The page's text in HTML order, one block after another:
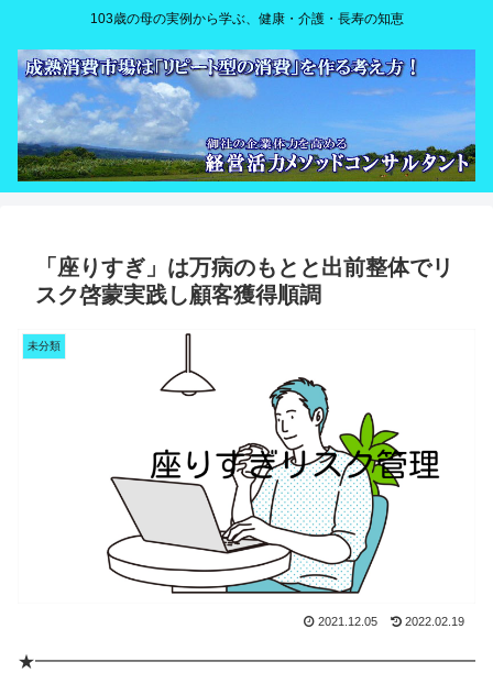
103歳の母の実例から学ぶ、健康・介護・長寿の知恵
「座りすぎ」は万病のもとと出前整体でリ
スク啓蒙実践し顧客獲得順調
未分類
2021.12.05 2022.02.19
★━━━━━━━━━━━━━━━━━━━━━━━━━